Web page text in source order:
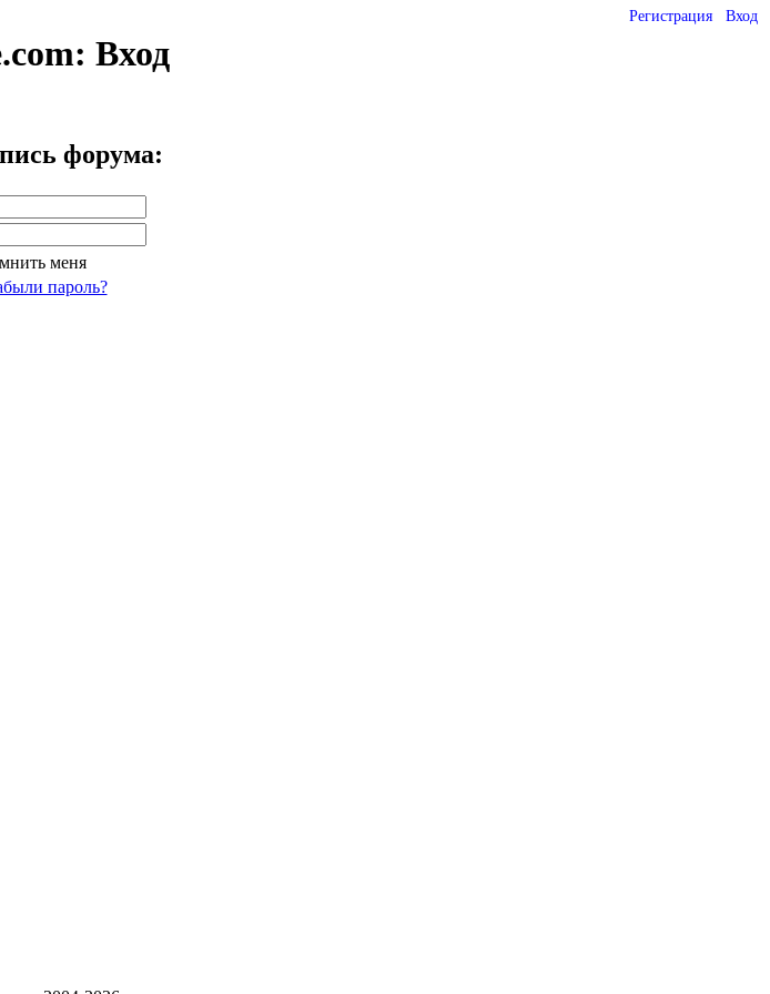
Регистрация Вход
Вход
форума:
меня
пароль?